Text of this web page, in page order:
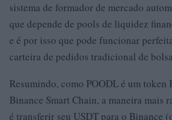
sistema de formador de mercado
que depende de pools de liquidez
e é por isso que pode funcionar
carteira de pedidos tradicional de
Resumindo, como POODL é um token
Binance Smart Chain, a maneira mais
é transferir seu USDT para o Binance